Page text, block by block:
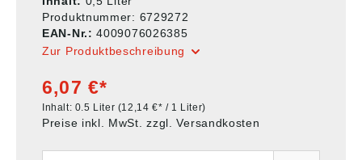
Produktnummer: 6729272
EAN-Nr.:4009076026385
Zur Produktbeschreibung
6,07 €*
Inhalt: 0.5 Liter (12,14 €* / 1 Liter)
Preise inkl. MwSt. zzgl. Versandkosten